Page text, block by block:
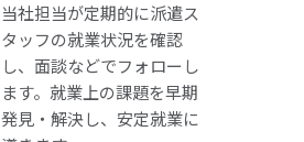
当社担当が定期的に派遣ス
タッフの就業状況を確認
し、面談などでフォローし
ます。就業上の課題を早期
発見・解決し、安定就業に